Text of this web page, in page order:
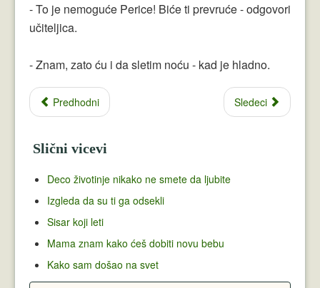
- To je nemoguće Perice! Biće ti prevruće - odgovori
učiteljica.
- Znam, zato ću i da sletim noću - kad je hladno.
Predhodni Sledeci
Slični vicevi
Deco životinje nikako ne smete da ljubite
Izgleda da su ti ga odsekli
Sisar koji leti
Mama znam kako ćeš dobiti novu bebu
Kako sam došao na svet